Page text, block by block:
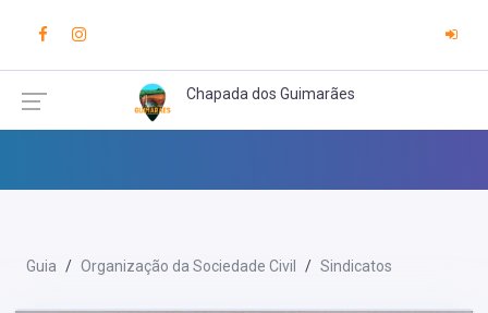
Chapada dos Guimarães
Guia Organização da Sociedade Civil Sindicatos